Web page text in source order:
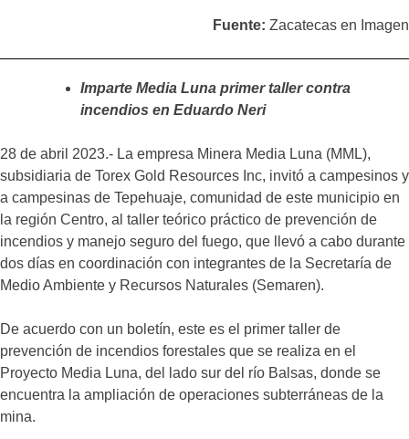
Fuente: Zacatecas en Imagen
Imparte Media Luna primer taller contra
incendios en Eduardo Neri
28 de abril 2023.- La empresa Minera Media Luna (MML),
subsidiaria de Torex Gold Resources Inc, invitó a campesinos y
a campesinas de Tepehuaje, comunidad de este municipio en
la región Centro, al taller teórico práctico de prevención de
incendios y manejo seguro del fuego, que llevó a cabo durante
dos días en coordinación con integrantes de la Secretaría de
Medio Ambiente y Recursos Naturales (Semaren).
De acuerdo con un boletín, este es el primer taller de
prevención de incendios forestales que se realiza en el
Proyecto Media Luna, del lado sur del río Balsas, donde se
encuentra la ampliación de operaciones subterráneas de la
mina.